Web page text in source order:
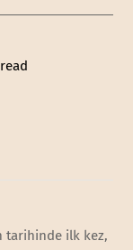
tarihinde ilk kez,